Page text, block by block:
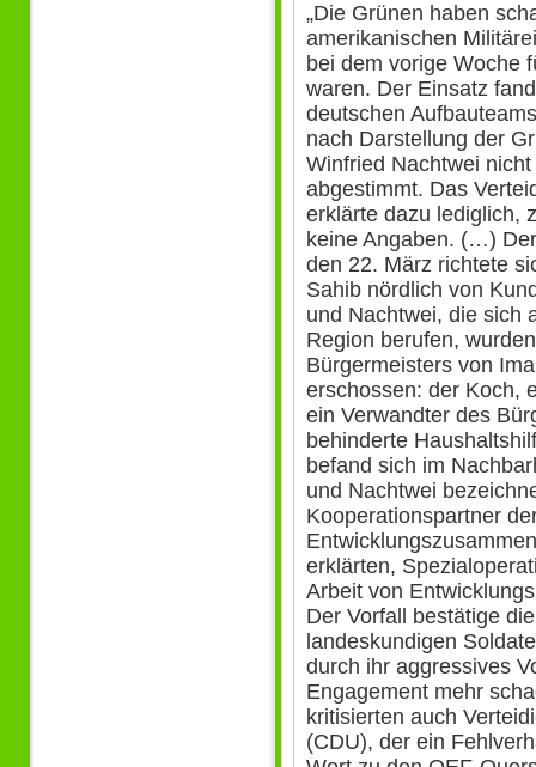
„Die Grünen haben
amerikanischen
bei dem vorige Woche
waren. Der Einsatz
deutschen
nach Darstellung der
Winfried Nachtwei
abgestimmt. Das
erklärte dazu lediglich,
keine Angaben. (…)
den 22. März richtete
Sahib nördlich von
und Nachtwei, die sich
Region berufen,
Bürgermeisters von
erschossen: der Koch,
ein Verwandter des
behinderte
befand sich im
und Nachtwei
Kooperationspartner
erklärten,
Arbeit von
Der Vorfall bestätige
landeskundigen
durch ihr aggressives
Engagement mehr
kritisierten auch
(CDU), der ein